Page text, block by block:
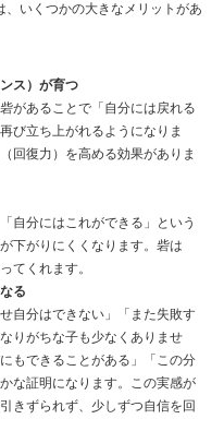
いくつかの大きなメリットがあ
ス）が育つ
があることで「自分には戻れる
び立ち上がれるようになりま
回復力）を高める効果がありま
自分にはこれができる」という
下がりにくくなります。砦は
てくれます。
る
自分はできない」「また失敗す
りがちな子も少なくありませ
もできることがある」「この分
な証明になります。この実感が
きずられず、少しずつ自信を回